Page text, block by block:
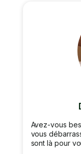
Avez-vous
vous
sont là pour